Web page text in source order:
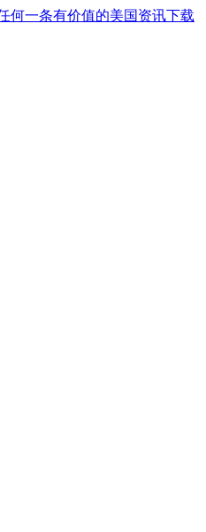
何一条有价值的美国资讯下载